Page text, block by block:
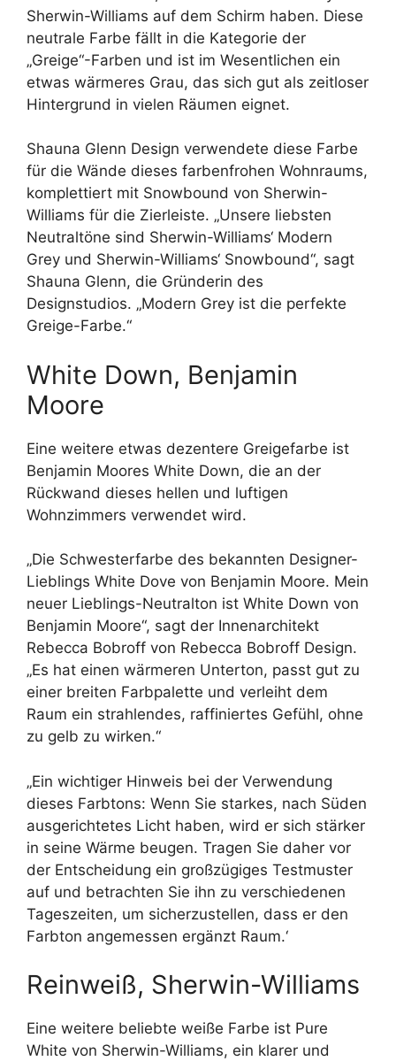
Sherwin-Williams auf dem Schirm haben. Diese
neutrale Farbe fällt in die Kategorie der
„Greige“-Farben und ist im Wesentlichen ein
etwas wärmeres Grau, das sich gut als zeitloser
Hintergrund in vielen Räumen eignet.
Shauna Glenn Design verwendete diese Farbe
für die Wände dieses farbenfrohen Wohnraums,
komplettiert mit Snowbound von Sherwin-
Williams für die Zierleiste. „Unsere liebsten
Neutraltöne sind Sherwin-Williams‘ Modern
Grey und Sherwin-Williams‘ Snowbound“, sagt
Shauna Glenn, die Gründerin des
Designstudios. „Modern Grey ist die perfekte
Greige-Farbe.“
White Down, Benjamin
Moore
Eine weitere etwas dezentere Greigefarbe ist
Benjamin Moores White Down, die an der
Rückwand dieses hellen und luftigen
Wohnzimmers verwendet wird.
„Die Schwesterfarbe des bekannten Designer-
Lieblings White Dove von Benjamin Moore. Mein
neuer Lieblings-Neutralton ist White Down von
Benjamin Moore“, sagt der Innenarchitekt
Rebecca Bobroff von Rebecca Bobroff Design.
„Es hat einen wärmeren Unterton, passt gut zu
einer breiten Farbpalette und verleiht dem
Raum ein strahlendes, raffiniertes Gefühl, ohne
zu gelb zu wirken.“
„Ein wichtiger Hinweis bei der Verwendung
dieses Farbtons: Wenn Sie starkes, nach Süden
ausgerichtetes Licht haben, wird er sich stärker
in seine Wärme beugen. Tragen Sie daher vor
der Entscheidung ein großzügiges Testmuster
auf und betrachten Sie ihn zu verschiedenen
Tageszeiten, um sicherzustellen, dass er den
Farbton angemessen ergänzt Raum.‘
Reinweiß, Sherwin-Williams
Eine weitere beliebte weiße Farbe ist Pure
White von Sherwin-Williams, ein klarer und